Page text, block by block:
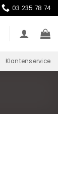
03 235 78 74
Klantenservice